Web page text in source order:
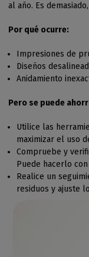
al año. Es
Por qué ocurre:
Impresiones de
Diseños
Anidamiento
Pero se puede
Utilice las
maximizar el uso
Compruebe y
Puede hacerlo
Realice un
residuos y ajuste